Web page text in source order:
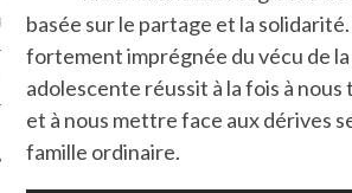
basée sur le partage et la
fortement imprégnée du vécu de
adolescente réussit à la fois à nous
et à nous mettre face aux dérives
famille ordinaire.